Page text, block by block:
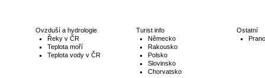
Ovzduší a hydrologie
Řeky v ČR
Teplota moří
Teplota vody v ČR
Turist info
Německo
Rakousko
Polsko
Slovinsko
Chorvatsko
Ostatní